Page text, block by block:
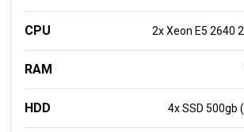
CPU 2x Xeon E5 2640
RAM
HDD 4x SSD 500gb